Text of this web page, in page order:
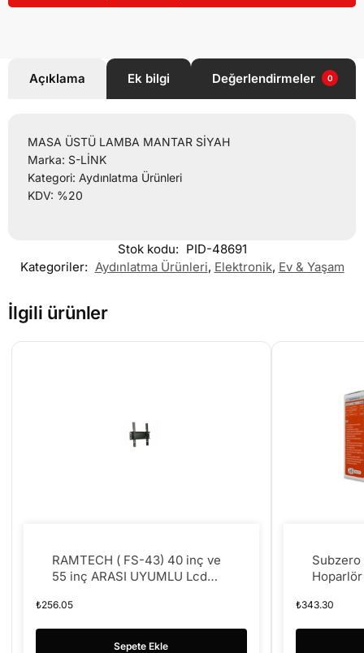
Açıklama Ek bilgi Değerlendirmeler 0
MASA ÜSTÜ LAMBA MANTAR SİYAH
Marka: S-LİNK
Kategori: Aydınlatma Ürünleri
KDV: %20
Stok kodu: PID-48691
Kategoriler: Aydınlatma Ürünleri, Elektronik, Ev & Yaşam
İlgili ürünler
RAMTECH ( FS-43) 40 inç ve
55 inç ARASI UYUMLU Lcd
₺256.05
Sepete Ekle
Hoparlör
₺343.30